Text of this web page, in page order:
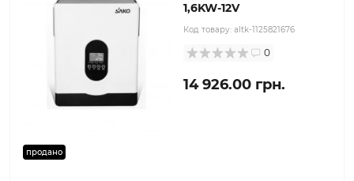
продано
1,6KW-12V
Код товару: altk-1125821676
0
14 926.00 грн.